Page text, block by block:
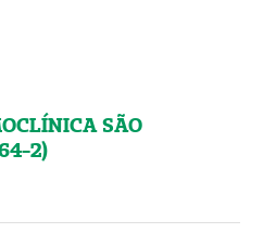
SÃO
2)